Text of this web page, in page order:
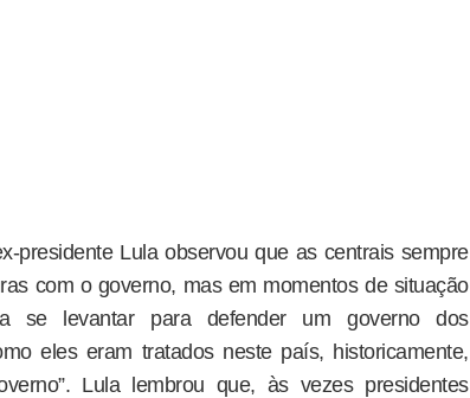
presidente Lula observou que as centrais sempre
com o governo, mas em momentos de situação
se levantar para defender um governo dos
eles eram tratados neste país, historicamente,
Lula lembrou que, às vezes presidentes